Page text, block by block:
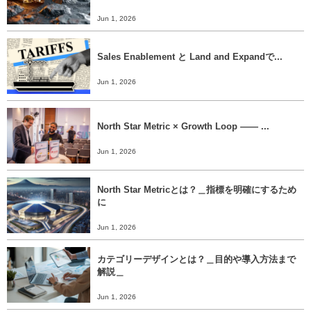
Jun 1, 2026
Sales Enablement と Land and Expandで...
Jun 1, 2026
North Star Metric × Growth Loop ―― ...
Jun 1, 2026
North Star Metricとは？＿指標を明確にするため
に
Jun 1, 2026
カテゴリーデザインとは？＿目的や導入方法まで
解説＿
Jun 1, 2026